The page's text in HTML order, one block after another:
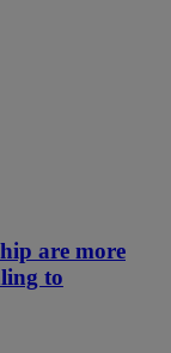
are more
to